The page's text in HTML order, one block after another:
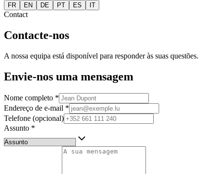
FR EN DE PT ES IT
Contact
Contacte-nos
A nossa equipa está disponível para responder às suas questões.
Envie-nos uma mensagem
Nome completo *
Endereço de e-mail *
Telefone (opcional)
Assunto *